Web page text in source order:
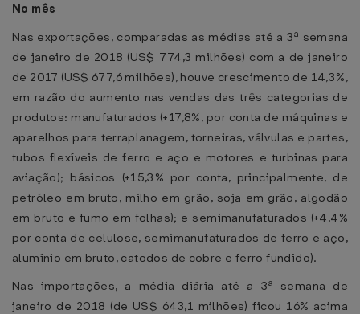
No mês
Nas exportações, comparadas as médias até a 3ª semana
de janeiro de 2018 (US$ 774,3 milhões) com a de janeiro
de 2017 (US$ 677,6 milhões), houve crescimento de 14,3%,
em razão do aumento nas vendas das três categorias de
produtos: manufaturados (+17,8%, por conta de máquinas e
aparelhos para terraplanagem, torneiras, válvulas e partes,
tubos flexíveis de ferro e aço e motores e turbinas para
aviação); básicos (+15,3% por conta, principalmente, de
petróleo em bruto, milho em grão, soja em grão, algodão
em bruto e fumo em folhas); e semimanufaturados (+4,4%
por conta de celulose, semimanufaturados de ferro e aço,
alumínio em bruto, catodos de cobre e ferro fundido).
Nas importações, a média diária até a 3ª semana de
janeiro de 2018 (de US$ 643,1 milhões) ficou 16% acima